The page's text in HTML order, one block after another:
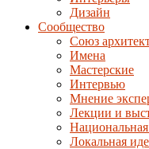
Дизайн
Сообщество
Союз
Имена
Мастерские
Интервью
Мнение
Лекции и
Национальная
Локальная